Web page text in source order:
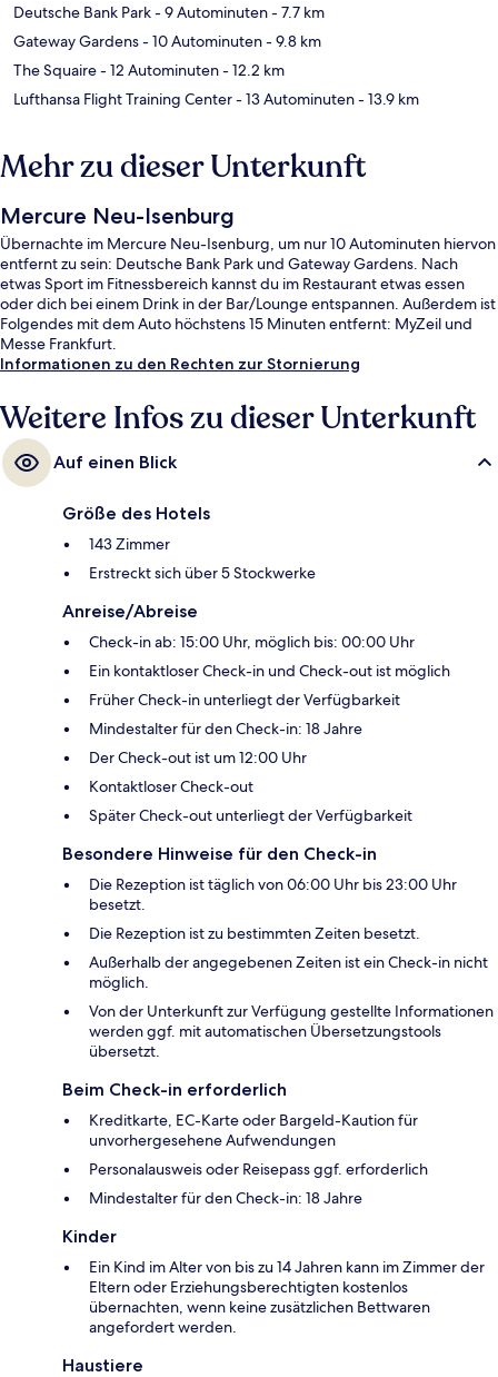
Deutsche Bank Park- 9 Autominuten- 7.7 km
Gateway Gardens- 10 Autominuten- 9.8 km
The Squaire- 12 Autominuten- 12.2 km
Lufthansa Flight Training Center- 13 Autominuten- 13.9 km
Mehr zu dieser Unterkunft
Mercure Neu-Isenburg
Übernachte im Mercure Neu-Isenburg, um nur 10 Autominuten hiervon
entfernt zu sein: Deutsche Bank Park und Gateway Gardens. Nach
etwas Sport im Fitnessbereich kannst du im Restaurant etwas essen
oder dich bei einem Drink in der Bar/Lounge entspannen. Außerdem ist
Folgendes mit dem Auto höchstens 15 Minuten entfernt: MyZeil und
Messe Frankfurt.
Informationen zu den Rechten zur Stornierung
Weitere Infos zu dieser Unterkunft
Auf einen Blick
Größe des Hotels
143 Zimmer
Erstreckt sich über 5 Stockwerke
Anreise/Abreise
Check-in ab: 15:00 Uhr, möglich bis: 00:00 Uhr
Ein kontaktloser Check-in und Check-out ist möglich
Früher Check-in unterliegt der Verfügbarkeit
Mindestalter für den Check-in: 18 Jahre
Der Check-out ist um 12:00 Uhr
Kontaktloser Check-out
Später Check-out unterliegt der Verfügbarkeit
Besondere Hinweise für den Check-in
Die Rezeption ist täglich von 06:00 Uhr bis 23:00 Uhr
besetzt.
Die Rezeption ist zu bestimmten Zeiten besetzt.
Außerhalb der angegebenen Zeiten ist ein Check-in nicht
möglich.
Von der Unterkunft zur Verfügung gestellte Informationen
werden ggf. mit automatischen Übersetzungstools
übersetzt.
Beim Check-in erforderlich
Kreditkarte, EC-Karte oder Bargeld-Kaution für
unvorhergesehene Aufwendungen
Personalausweis oder Reisepass ggf. erforderlich
Mindestalter für den Check-in: 18 Jahre
Kinder
Ein Kind im Alter von bis zu 14 Jahren kann im Zimmer der
Eltern oder Erziehungsberechtigten kostenlos
übernachten, wenn keine zusätzlichen Bettwaren
angefordert werden.
Haustiere